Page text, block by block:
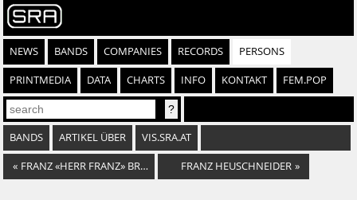
NEWS BANDS COMPANIES RECORDS PERSONS
PRINTMEDIA DATA CHARTS INFO KONTAKT FEM.POP
BANDS ARTIKEL ÜBER VIS.SRA.AT
« FRANZ «HERR FRANZ» BRÖCKEL FRANZ HEUSCHNEIDER »